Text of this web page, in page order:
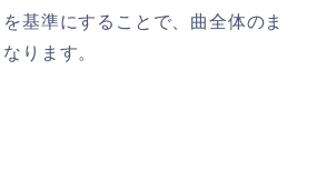
基準にすることで、曲全体のま
ります。